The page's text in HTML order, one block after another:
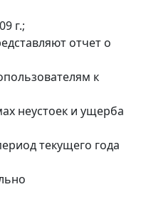
г.;
отчет о
к
неустоек и ущерба
текущего года